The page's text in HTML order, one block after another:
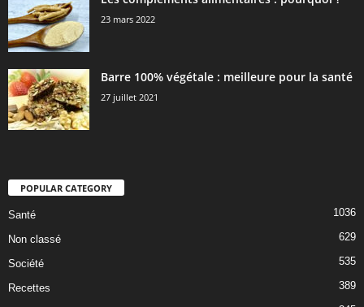
23 mars 2022
Barre 100% végétale : meilleure pour la santé
27 juillet 2021
POPULAR CATEGORY
Santé 1036
Non classé 629
Société 535
Recettes 389